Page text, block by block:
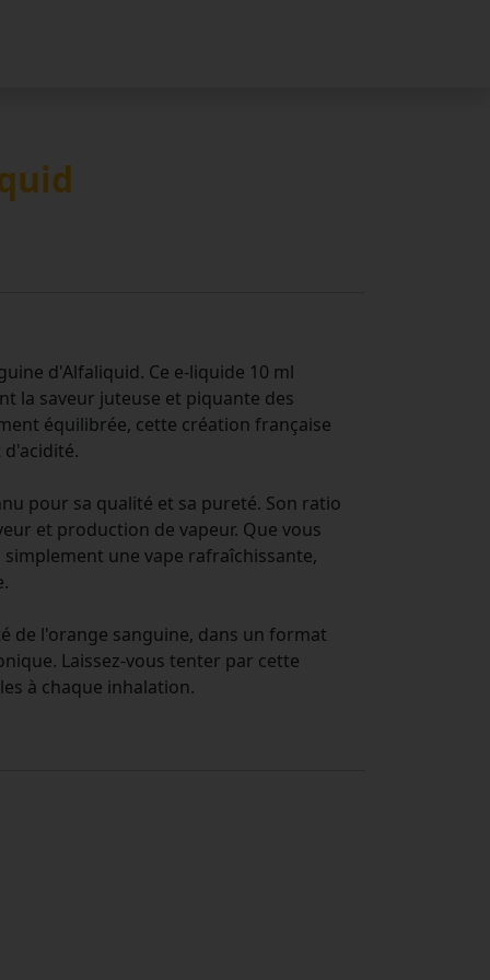
d'Alfaliquid. Ce e-liquide 10 ml
la saveur juteuse et piquante des
équilibrée, cette création française
pour sa qualité et sa pureté. Son ratio
et production de vapeur. Que vous
une vape rafraîchissante,
de l'orange sanguine, dans un format
Laissez-vous tenter par cette
à chaque inhalation.